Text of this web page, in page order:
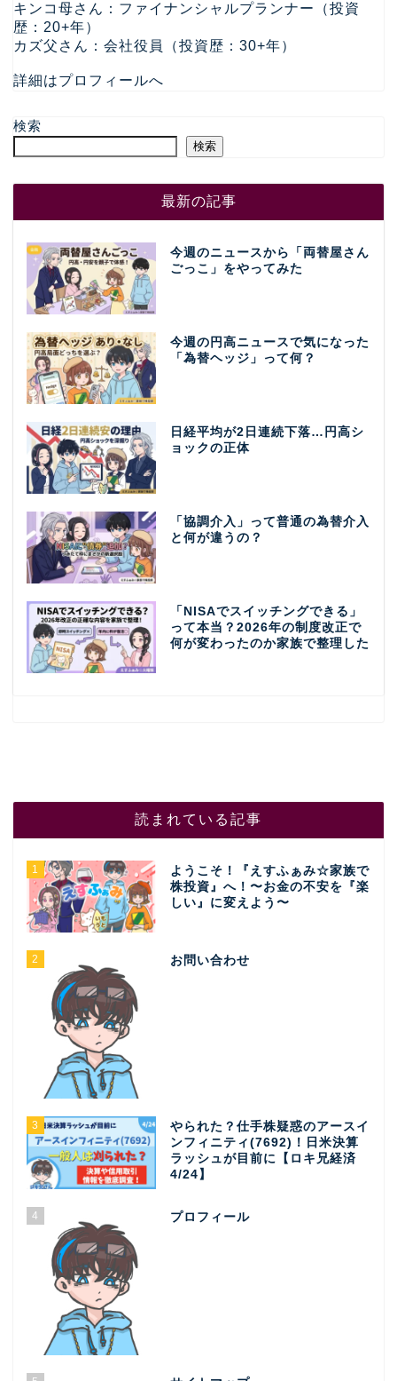
キンコ母さん：ファイナンシャルプランナー（投資
歴：20+年）
カズ父さん：会社役員（投資歴：30+年）
詳細はプロフィールへ
検索
検索
最新の記事
今週のニュースから「両替屋さん
ごっこ」をやってみた
今週の円高ニュースで気になった
「為替ヘッジ」って何？
日経平均が2日連続下落…円高シ
ョックの正体
「協調介入」って普通の為替介入
と何が違うの？
「NISAでスイッチングできる」
って本当？2026年の制度改正で
何が変わったのか家族で整理した
読まれている記事
1
ようこそ！『えすふぁみ☆家族で
株投資』へ！〜お金の不安を『楽
しい』に変えよう〜
2 お問い合わせ
3
やられた？仕手株疑惑のアースイ
ンフィニティ(7692)！日米決算
ラッシュが目前に【ロキ兄経済
4/24】
4 プロフィール